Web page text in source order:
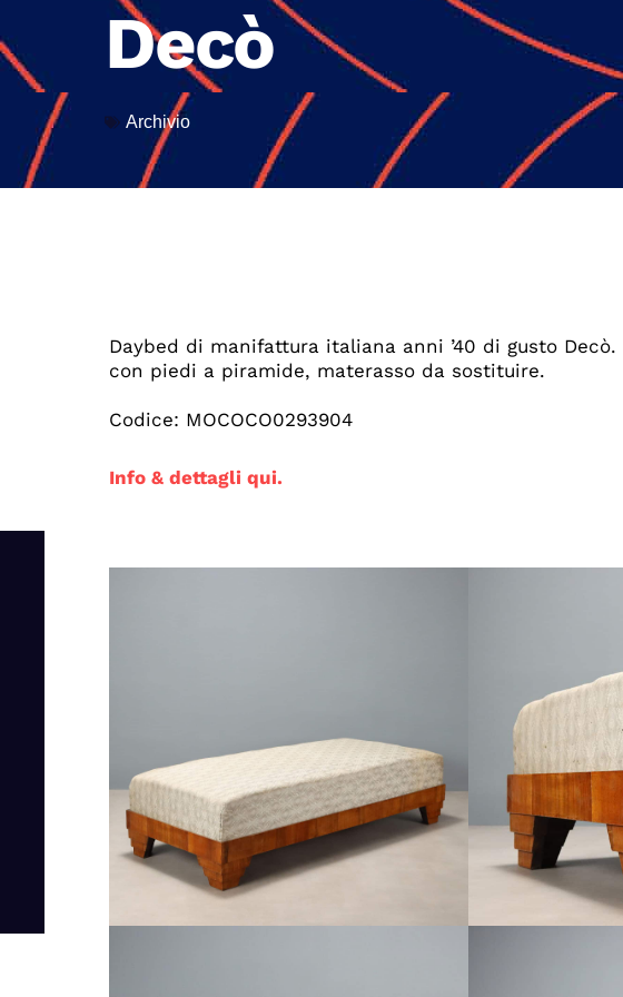
Decò
Archivio
Daybed di manifattura italiana anni ’40 di gusto
con piedi a piramide, materasso da sostituire.
Codice: MOCOCO0293904
Info & dettagli qui.